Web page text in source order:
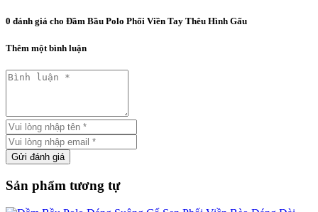
0 đánh giá cho Đầm Bầu Polo Phối Viền Tay Thêu Hình Gấu
Thêm một bình luận
Gửi đánh giá
Sản phẩm tương tự